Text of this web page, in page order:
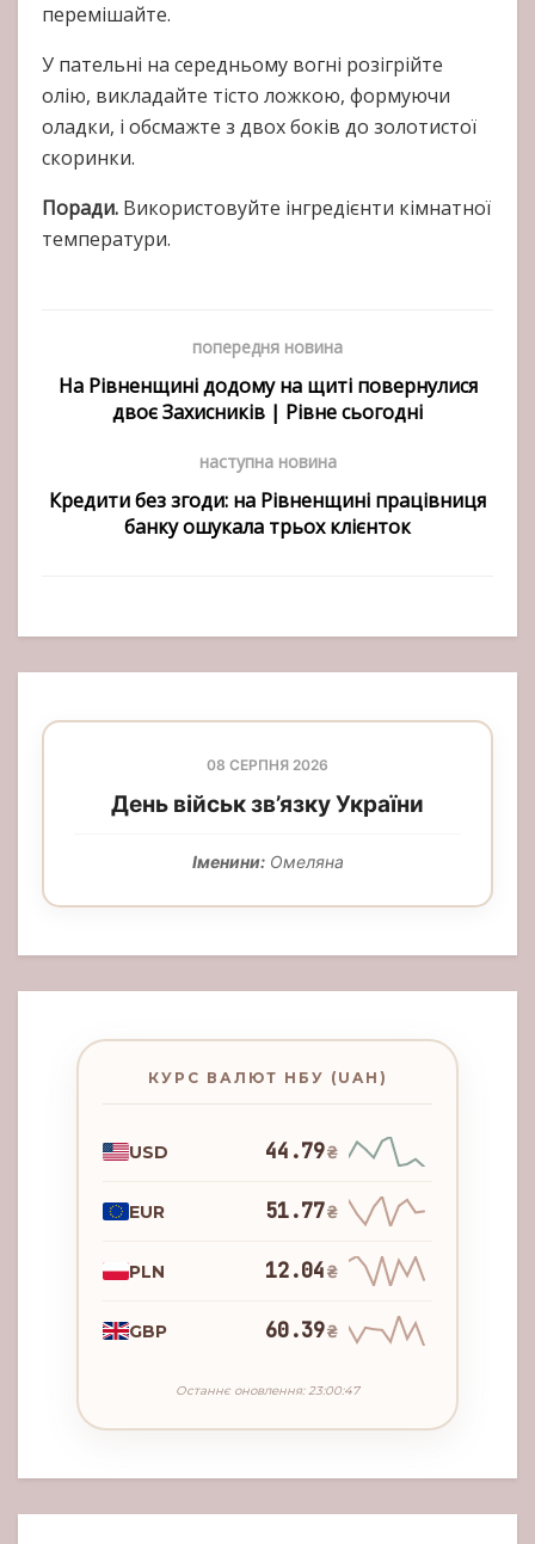
перемішайте.
У пательні на середньому вогні розігрійте
олію, викладайте тісто ложкою, формуючи
оладки, і обсмажте з двох боків до золотистої
скоринки.
Поради. Використовуйте інгредієнти кімнатної
температури.
попередня новина
На Рівненщині додому на щиті повернулися
двоє Захисників | Рівне сьогодні
наступна новина
Кредити без згоди: на Рівненщині працівниця
банку ошукала трьох клієнток
08 СЕРПНЯ 2026
День військ зв’язку України
Іменини:Омеляна
КУРС ВАЛЮТ НБУ (UAH)
USD 44.79₴
EUR 51.77₴
PLN 12.04₴
GBP 60.39₴
Останнє оновлення: 23:00:47